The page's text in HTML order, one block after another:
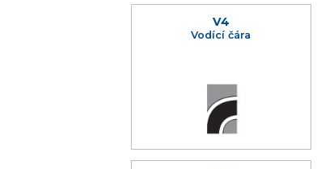
V4
Vodící čára